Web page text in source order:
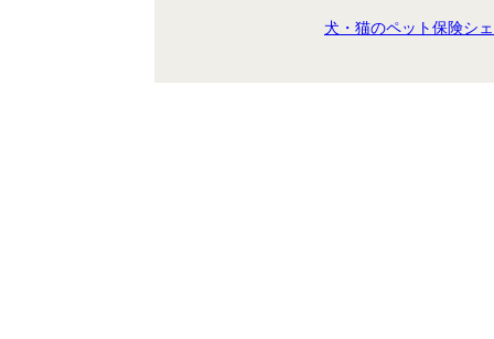
犬・猫のペット保険シ